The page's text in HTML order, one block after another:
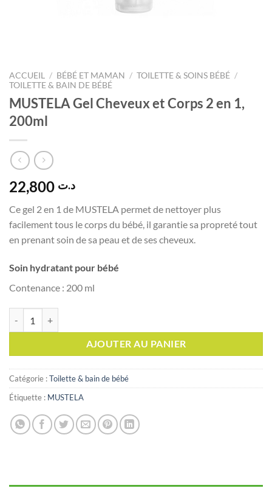
ACCUEIL / BÉBÉ ET MAMAN / TOILETTE & SOINS BÉBÉ /
TOILETTE & BAIN DE BÉBÉ
MUSTELA Gel Cheveux et Corps 2 en 1,
200ml
د.ت
Ce gel 2 en 1 de MUSTELA permet de nettoyer plus
facilement tous le corps du bébé, il garantie sa propreté tout
en prenant soin de sa peau et de ses cheveux.
Soin hydratant pour bébé
Contenance : 200 ml
AJOUTER AU PANIER
Catégorie :Toilette & bain de bébé
Étiquette : MUSTELA